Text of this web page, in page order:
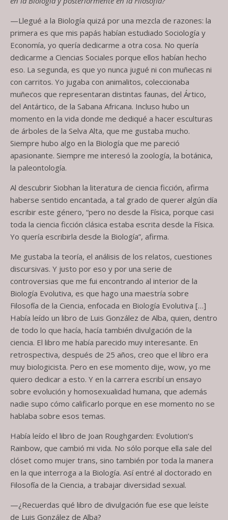
—Llegué a la Biología quizá por una mezcla de razones: la
primera es que mis papás habían estudiado Sociología y
Economía, yo quería dedicarme a otra cosa. No quería
dedicarme a Ciencias Sociales porque ellos habían hecho
eso. La segunda, es que yo nunca jugué ni con muñecas ni
con carritos. Yo jugaba con animalitos, coleccionaba
muñecos que representaran distintas faunas, del Ártico,
del Antártico, de la Sabana Africana. Incluso hubo un
momento en la vida donde me dediqué a hacer esculturas
de árboles de la Selva Alta, que me gustaba mucho.
Siempre hubo algo en la Biología que me pareció
apasionante. Siempre me interesó la zoología, la botánica,
la paleontología.
Al descubrir Siobhan la literatura de ciencia ficción, afirma
haberse sentido encantada, a tal grado de querer algún día
escribir este género, “pero no desde la Física, porque casi
toda la ciencia ficción clásica estaba escrita desde la Física.
Yo quería escribirla desde la Biología”, afirma.
Me gustaba la teoría, el análisis de los relatos, cuestiones
discursivas. Y justo por eso y por una serie de
controversias que me fui encontrando al interior de la
Biología Evolutiva, es que hago una maestría sobre
Filosofía de la Ciencia, enfocada en Biología Evolutiva […]
Había leído un libro de Luis González de Alba, quien, dentro
de todo lo que hacía, hacía también divulgación de la
ciencia. El libro me había parecido muy interesante. En
retrospectiva, después de 25 años, creo que el libro era
muy biologicista. Pero en ese momento dije, wow, yo me
quiero dedicar a esto. Y en la carrera escribí un ensayo
sobre evolución y homosexualidad humana, que además
nadie supo cómo calificarlo porque en ese momento no se
hablaba sobre esos temas.
Había leído el libro de Joan Roughgarden: Evolution’s
Rainbow, que cambió mi vida. No sólo porque ella sale del
clóset como mujer trans, sino también por toda la manera
en la que interroga a la Biología. Así entré al doctorado en
Filosofía de la Ciencia, a trabajar diversidad sexual.
—¿Recuerdas qué libro de divulgación fue ese que leíste
de Luis González de Alba?